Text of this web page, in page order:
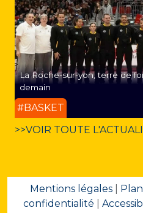
La Roche-sur-yon, terre de
demain
#BASKET
>>VOIR TOUTE
Mentions légales
confidentialité